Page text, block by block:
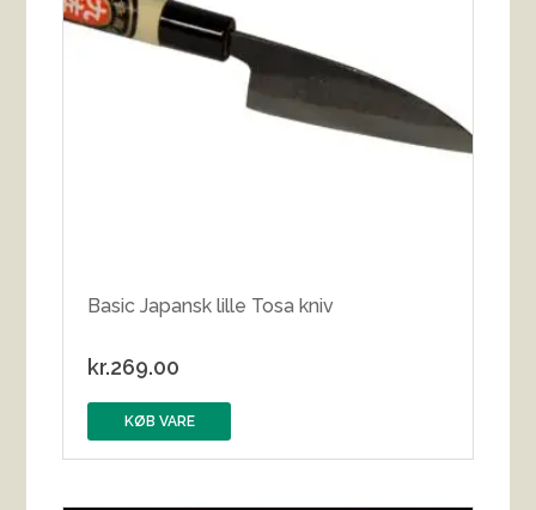
Basic Japansk lille Tosa kniv
kr.269.00
KØB VARE